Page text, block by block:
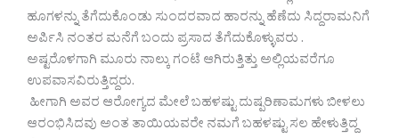
ಹೂಗಳನ್ನು ತೆಗೆದುಕೊಂಡು ಸುಂದರವಾದ ಹಾರನ್ನು ಹೆಣೆದು ಸಿದ್ದರಾಮನಿಗೆ
ಅರ್ಪಿಸಿ ನಂತರ ಮನೆಗೆ ಬಂದು ಪ್ರಸಾದ ತೆಗೆದುಕೊಳ್ಳುವರು .
ಅಷ್ಟರೊಳಗಾಗಿ ಮೂರು ನಾಲ್ಕು ಗಂಟೆ ಆಗಿರುತ್ತಿತ್ತು ಅಲ್ಲಿಯವರೆಗೂ
ಉಪವಾಸವಿರುತ್ತಿದ್ದರು.
ಹೀಗಾಗಿ ಅವರ ಆರೋಗ್ಯದ ಮೇಲೆ ಬಹಳಷ್ಟು ದುಷ್ಪರಿಣಾಮಗಳು ಬೀಳಲು
ಆರಂಭಿಸಿದವು ಅಂತ ತಾಯಿಯವರೇ ನಮಗೆ ಬಹಳಷ್ಟು ಸಲ ಹೇಳುತ್ತಿದ್ದ